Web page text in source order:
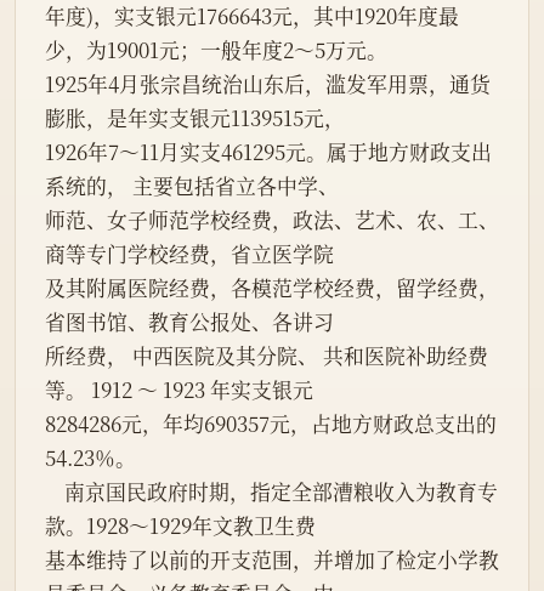
年度)，实支银元1766643元，其中1920年度最
少，为19001元；一般年度2～5万元。
1925年4月张宗昌统治山东后，滥发军用票，通货
膨胀，是年实支银元1139515元，
1926年7～11月实支461295元。属于地方财政支出
系统的， 主要包括省立各中学、
师范、女子师范学校经费，政法、艺术、农、工、
商等专门学校经费，省立医学院
及其附属医院经费，各模范学校经费，留学经费，
省图书馆、教育公报处、各讲习
所经费， 中西医院及其分院、 共和医院补助经费
等。 1912 ～ 1923 年实支银元
8284286元，年均690357元，占地方财政总支出的
54.23％。
款。1928～1929年文教卫生费
基本维持了以前的开支范围，并增加了检定小学教